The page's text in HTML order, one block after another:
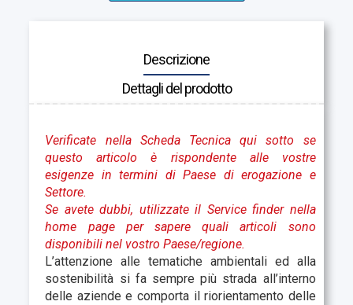
Descrizione
Dettagli del prodotto
Verificate nella Scheda Tecnica qui sotto se
questo articolo è rispondente alle vostre
esigenze in termini di Paese di erogazione e
Settore.
Se avete dubbi, utilizzate il Service finder nella
home page per sapere quali articoli sono
disponibili nel vostro Paese/regione.
L’attenzione alle tematiche ambientali ed alla
sostenibilità si fa sempre più strada all’interno
delle aziende e comporta il riorientamento delle